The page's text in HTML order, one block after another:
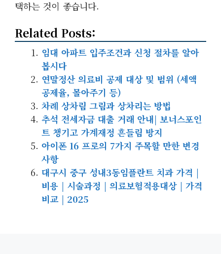
택하는 것이 좋습니다.
Related Posts:
임대 아파트 입주조건과 신청 절차를 알아
봅시다
연말정산 의료비 공제 대상 및 범위 (세액
공제율, 몰아주기 등)
차례 상차림 그림과 상차리는 방법
추석 전세자금 대출 거래 안내| 보너스포인
트 챙기고 가계재정 흔들림 방지
아이폰 16 프로의 7가지 주목할 만한 변경
사항
대구시 중구 성내3동임플란트 치과 가격 |
비용 | 시술과정 | 의료보험적용대상 | 가격
비교 | 2025